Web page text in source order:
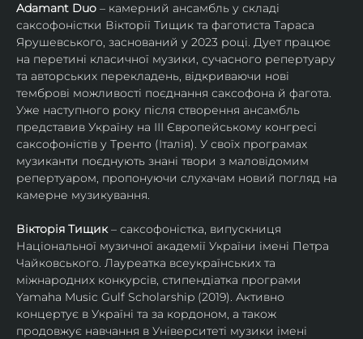
Adamant Duo – камерний ансамбль у складі
саксофоністки Вікторії Тищик та фаготиста Тараса
Ярушевського, заснований у 2023 році. Дует працює
на перетині класичної музики, сучасного репертуару
та авторських перекладень, відкриваючи нові
темброві можливості поєднання саксофона й фагота.
Уже наступного року після створення ансамбль
представив Україну на ІІІ Європейському конгресі
саксофоністів у Тренто (Італія). У своїх програмах
музиканти поєднують знані твори з маловідомим
репертуаром, пропонуючи слухачам новий погляд на
камерне музикування.
Вікторія Тищик – саксофоністка, випускниця
Національної музичної академії України імені Петра
Чайковського. Лауреатка всеукраїнських та
міжнародних конкурсів, стипендіатка програми
Yamaha Music Gulf Scholarship (2019). Активно
концертує в Україні та за кордоном, а також
продовжує навчання в Університеті музики імені